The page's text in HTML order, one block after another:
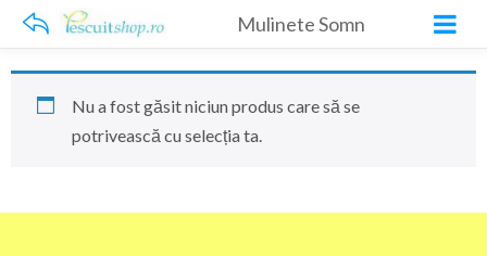
Mulinete Somn
Nu a fost găsit niciun produs care să se
potrivească cu selecția ta.